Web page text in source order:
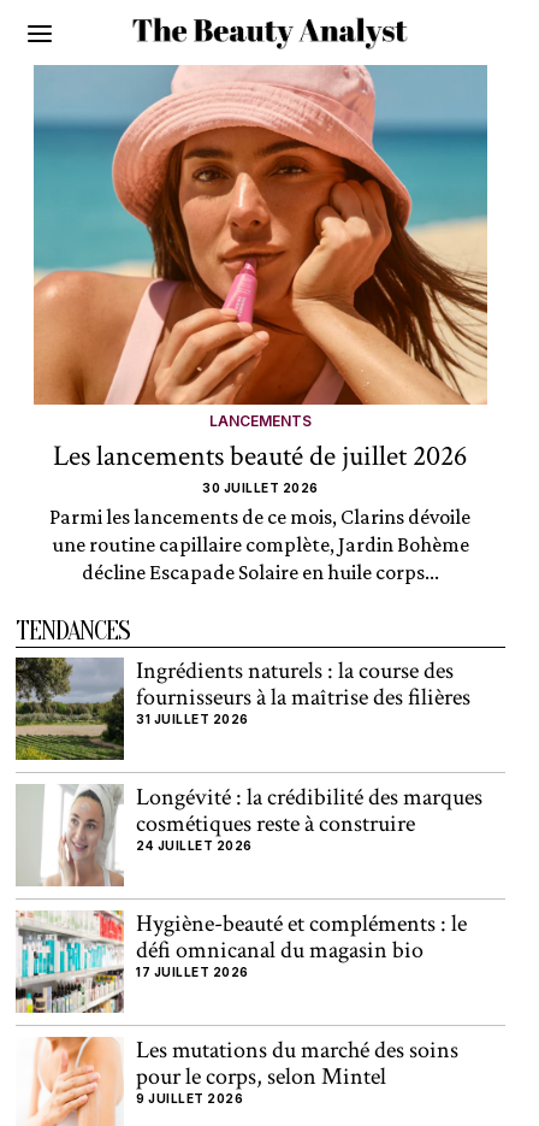
LANCEMENTS
Les lancements beauté de juillet 2026
30 JUILLET 2026
Parmi les lancements de ce mois, Clarins dévoile
une routine capillaire complète, Jardin Bohème
décline Escapade Solaire en huile corps...
TENDANCES
Ingrédients naturels : la course des
fournisseurs à la maîtrise des filières
31 JUILLET 2026
Longévité : la crédibilité des marques
cosmétiques reste à construire
24 JUILLET 2026
Hygiène-beauté et compléments : le
défi omnicanal du magasin bio
17 JUILLET 2026
Les mutations du marché des soins
pour le corps, selon Mintel
9 JUILLET 2026